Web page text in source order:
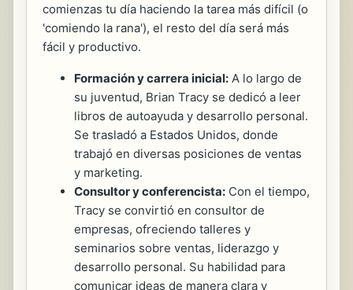
comienzas tu día haciendo la tarea más difícil (o
'comiendo la rana'), el resto del día será más
fácil y productivo.
Formación y carrera inicial: A lo largo de
su juventud, Brian Tracy se dedicó a leer
libros de autoayuda y desarrollo personal.
Se trasladó a Estados Unidos, donde
trabajó en diversas posiciones de ventas
y marketing.
Consultor y conferencista: Con el tiempo,
Tracy se convirtió en consultor de
empresas, ofreciendo talleres y
seminarios sobre ventas, liderazgo y
desarrollo personal. Su habilidad para
comunicar ideas de manera clara y